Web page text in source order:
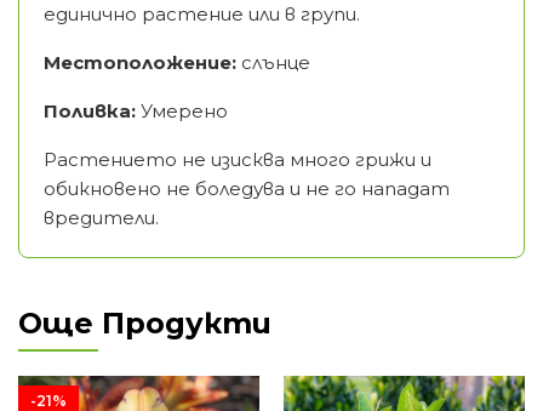
единично растение или в групи.
Местоположение: слънце
Поливка: Умерено
Растението не изисква много грижи и
обикновено не боледува и не го нападат
вредители.
Още Продукти
-21%